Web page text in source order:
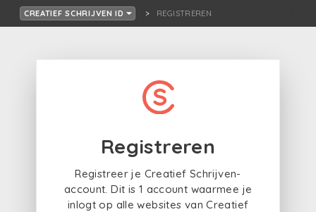
CREATIEF SCHRIJVEN ID REGISTREREN
Registreren
Registreer je Creatief Schrijven-
account. Dit is 1 account waarmee je
inlogt op alle websites van Creatief